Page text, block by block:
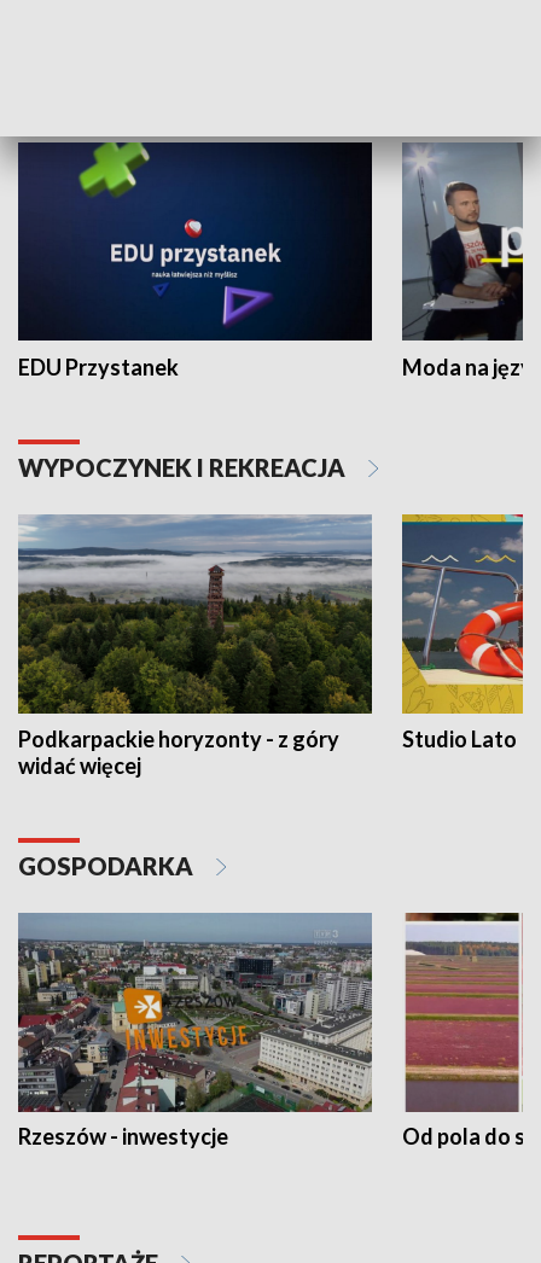
EDU Przystanek Moda na
WYPOCZYNEK I REKREACJA
Podkarpackie horyzonty - z góry
widać więcej
Studio Lato
GOSPODARKA
Rzeszów - inwestycje Od pola do